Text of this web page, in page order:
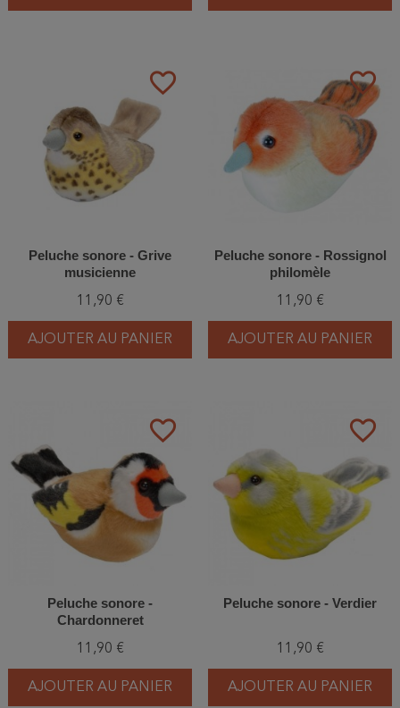
favorite_border
Peluche sonore - Grive
musicienne
11,90 €
AJOUTER AU PANIER
favorite_border
Peluche sonore - Rossignol
philomèle
11,90 €
AJOUTER AU PANIER
favorite_border
Peluche sonore -
Chardonneret
11,90 €
AJOUTER AU PANIER
favorite_border
Peluche sonore - Verdier
11,90 €
AJOUTER AU PANIER